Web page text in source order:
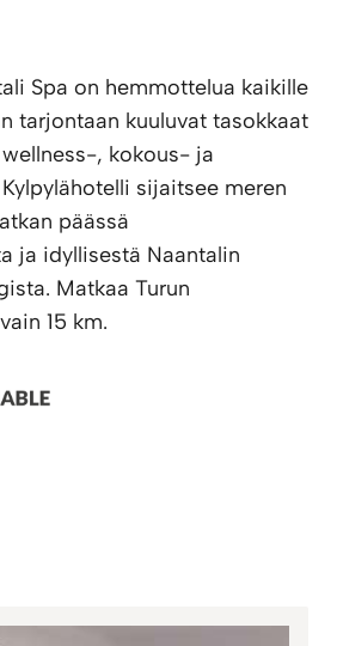
Spa on hemmottelua kaikille
tarjontaan kuuluvat tasokkaat
, kokous- ja
sijaitsee meren
päässä
ja idyllisestä Naantalin
Matkaa Turun
15 km.